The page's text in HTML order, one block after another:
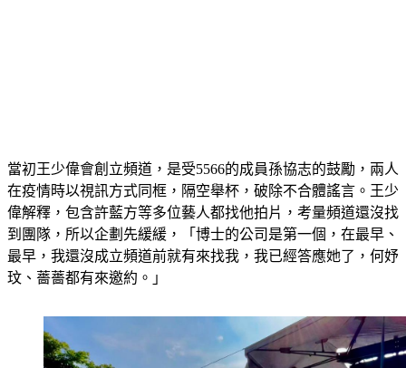
當初王少偉會創立頻道，是受5566的成員孫協志的鼓勵，兩人
在疫情時以視訊方式同框，隔空舉杯，破除不合體謠言。王少
偉解釋，包含許藍方等多位藝人都找他拍片，考量頻道還沒找
到團隊，所以企劃先緩緩，「博士的公司是第一個，在最早、
最早，我還沒成立頻道前就有來找我，我已經答應她了，何妤